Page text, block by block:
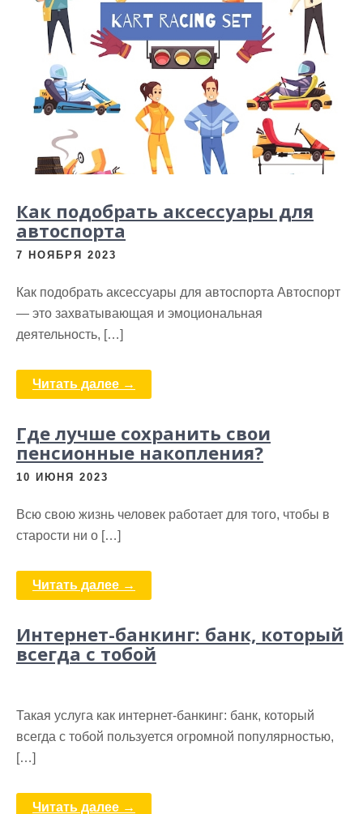
Как подобрать аксессуары для
автоспорта
7 НОЯБРЯ 2023
Как подобрать аксессуары для автоспорта Автоспорт
— это захватывающая и эмоциональная
деятельность, […]
Читать далее →
Где лучше сохранить свои
пенсионные накопления?
10 ИЮНЯ 2023
Всю свою жизнь человек работает для того, чтобы в
старости ни о […]
Читать далее →
Интернет-банкинг: банк, который
всегда с тобой
Такая услуга как интернет-банкинг: банк, который
всегда с тобой пользуется огромной популярностью,
[…]
Читать далее →